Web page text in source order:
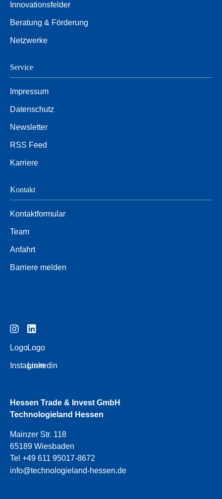
Innovationsfelder
Beratung & Förderung
Netzwerke
Service
Impressum
Datenschutz
Newsletter
RSS Feed
Karriere
Kontakt
Kontaktformular
Team
Anfahrt
Barriere melden
Logo
Instagram
Logo
Linkedin
Hessen Trade & Invest GmbH
Technologieland Hessen
Mainzer Str. 118
65189 Wiesbaden
Tel +49 611 95017-8672
info@technologieland-hessen.de